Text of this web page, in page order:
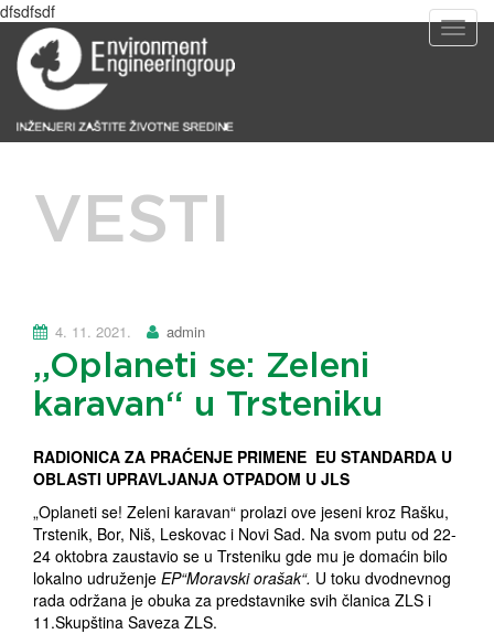
T
o
e
dfsdfsdf
VESTI
4. 11. 2021. admin
„Oplaneti se: Zeleni
karavan“ u Trsteniku
RADIONICA ZA PRAĆENJE PRIMENE EU STANDARDA U
OBLASTI UPRAVLJANJA OTPADOM U JLS
„Oplaneti se! Zeleni karavan“ prolazi ove jeseni kroz Rašku,
Trstenik, Bor, Niš, Leskovac i Novi Sad. Na svom putu od 22-
24 oktobra zaustavio se u Trsteniku gde mu je domaćin bilo
lokalno udruženje EP“Moravski orašak“. U toku dvodnevnog
rada održana je obuka za predstavnike svih članica ZLS i
11.Skupština Saveza ZLS.